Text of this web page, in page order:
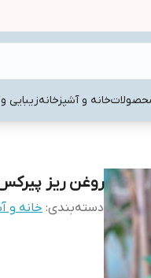
خانه و آشپزخانهزیبایی
روغن ریز
دسته‌بندی: خانه و